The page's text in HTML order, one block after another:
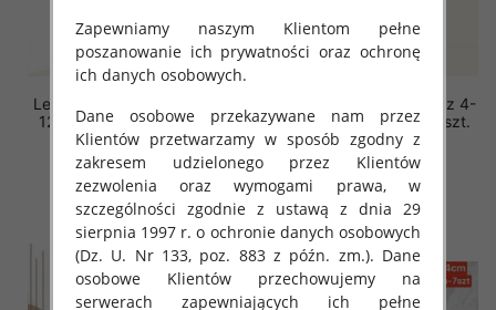
Leginsy dziewczęcy. Roz 4-
12, Mix Kolor Paczka 5 szt.
14.00 zł
szczegóły
Leginsy dziewczęcy. Roz 4-
12, Mix Kolor Paczka 5 szt.
14.00 zł
szczegóły
Zapewniamy naszym Klientom pełne
poszanowanie ich prywatności oraz ochronę
ich danych osobowych.
Dane osobowe przekazywane nam przez
Klientów przetwarzamy w sposób zgodny z
zakresem udzielonego przez Klientów
zezwolenia oraz wymogami prawa, w
szczególności zgodnie z ustawą z dnia 29
sierpnia 1997 r. o ochronie danych osobowych
(Dz. U. Nr 133, poz. 883 z późn. zm.). Dane
osobowe Klientów przechowujemy na
serwerach zapewniających ich pełne